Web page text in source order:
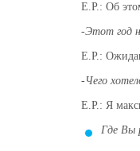
Е.Р.: Об
-Этот год
Е.Р.:
-Чего
Е.Р.: Я
Где Вы